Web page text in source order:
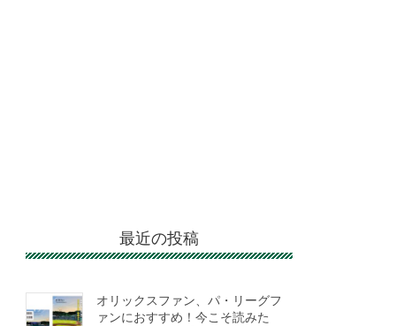
最近の投稿
オリックスファン、パ・リーグフ
ァンにおすすめ！今こそ読みた